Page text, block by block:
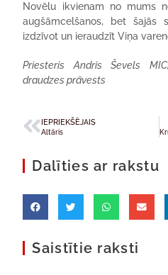
Novēlu ikvienam no mums
augšāmcelšanos, bet šajās
izdzīvot un ieraudzīt Viņa
Priesteris Andris Ševels
draudzes prāvests
IEPRIEKŠĒJAIS
Altāris
Dalīties ar rakstu
Saistītie raksti